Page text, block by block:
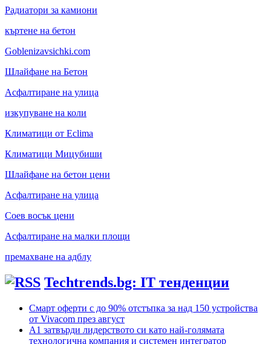
Радиатори за камиони
къртене на бетон
Goblenizavsichki.com
Шлайфане на Бетон
Асфалтиране на улица
изкупуване на коли
Климатици от Eclima
Климатици Мицубиши
Шлайфане на бетон цени
Асфалтиране на улица
Соев восък цени
Асфалтиране на малки площи
премахване на адблу
Techtrends.bg: IT тенденции
Смарт оферти с до 90% отстъпка за над 150 устройства
от Vivacom през август
А1 затвърди лидерството си като най-голямата
технологична компания и системен интегратор